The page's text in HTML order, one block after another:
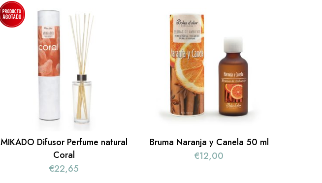
MIKADO Difusor Perfume natural
Coral
€22,65
Bruma Naranja y Canela 50 ml
€12,00